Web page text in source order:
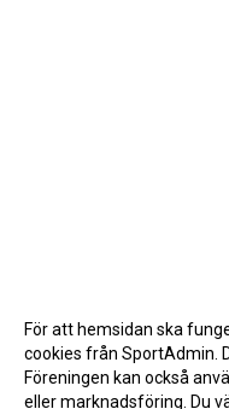
För att hemsidan ska
cookies från SportAdmin.
Föreningen kan också
eller marknadsföring. Du